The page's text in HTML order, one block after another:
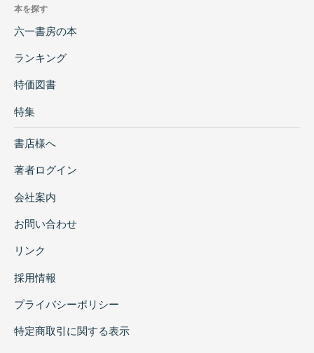
本を探す
六一書房の本
ランキング
特価図書
特集
書店様へ
著者ログイン
会社案内
お問い合わせ
リンク
採用情報
プライバシーポリシー
特定商取引に関する表示